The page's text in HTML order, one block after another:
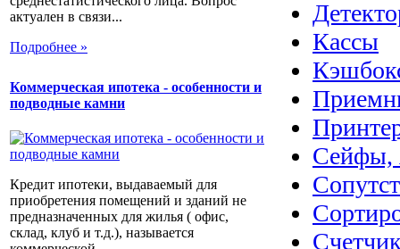
актуален в связи...
Подробнее »
Коммерческая ипотека - особенности и
подводные камни
Кредит ипотеки, выдаваемый для
приобретения помещений и зданий не
предназначенных для жилья ( офис,
склад, клуб и т.д.), называется
Кассы
Сейфы,